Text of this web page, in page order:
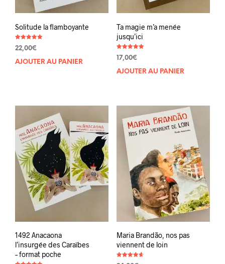
Solitude la flamboyante
5.00
22,00€
AJOUTER AU PANIER
Ta magie m’a menée
jusqu’ici
5.00
17,00€
AJOUTER AU PANIER
1492 Anacaona
l’insurgée des Caraïbes
– format poche
Maria Brandão, nos pas
viennent de loin
Note